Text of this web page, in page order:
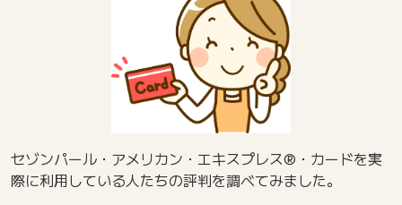
セゾンパール・アメリカン・エキスプレス®・カードを実
際に利用している人たちの評判を調べてみました。